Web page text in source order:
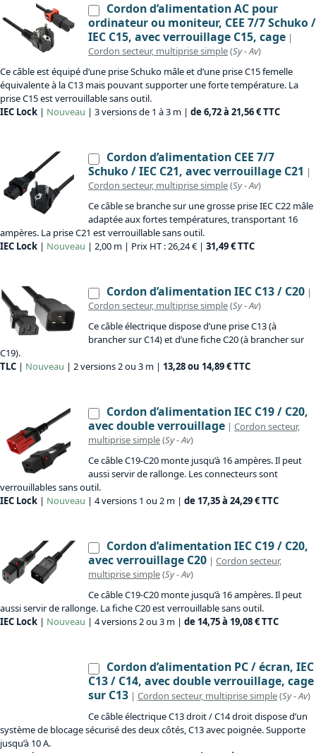
Cordon d’alimentation AC pour
ordinateur ou moniteur, CEE 7/7 Schuko /
IEC C15, avec verrouillage C15, cage |
Cordon secteur, multiprise simple(Sy-Av)
Ce câble est équipé d’une prise Schuko mâle et d’une prise C15 femelle
équivalente à la C13 mais pouvant supporter une forte température. La
prise C15 est verrouillable sans outil.
IEC Lock | Nouveau | 3 versions de 1 à 3 m | de 6,72 à 21,56 € TTC
Cordon d’alimentation CEE 7/7
Schuko / IEC C21, avec verrouillage C21 |
Cordon secteur, multiprise simple(Sy-Av)
Ce câble se branche sur une grosse prise IEC C22 mâle
adaptée aux fortes températures, transportant 16
ampères. La prise C21 est verrouillable sans outil.
IEC Lock | Nouveau | 2,00 m | Prix HT : 26,24 € | 31,49 € TTC
Cordon d’alimentation IEC C13 / C20 |
Cordon secteur, multiprise simple(Sy-Av)
Ce câble électrique dispose d’une prise C13 (à
brancher sur C14) et d’une fiche C20 (à brancher sur
C19).
TLC | Nouveau | 2 versions 2 ou 3 m | 13,28 ou 14,89 € TTC
Cordon d’alimentation IEC C19 / C20,
avec double verrouillage | Cordon secteur,
multiprise simple(Sy-Av)
Ce câble C19-C20 monte jusqu’à 16 ampères. Il peut
aussi servir de rallonge. Les connecteurs sont
verrouillables sans outil.
IEC Lock | Nouveau | 4 versions 1 ou 2 m | de 17,35 à 24,29 € TTC
Cordon d’alimentation IEC C19 / C20,
avec verrouillage C20 | Cordon secteur,
multiprise simple(Sy-Av)
Ce câble C19-C20 monte jusqu’à 16 ampères. Il peut
aussi servir de rallonge. La fiche C20 est verrouillable sans outil.
IEC Lock | Nouveau | 4 versions 2 ou 3 m | de 14,75 à 19,08 € TTC
Cordon d’alimentation PC / écran, IEC
C13 / C14, avec double verrouillage, cage
sur C13 | Cordon secteur, multiprise simple(Sy-Av)
Ce câble électrique C13 droit / C14 droit dispose d’un
système de blocage sécurisé des deux côtés, C13 avec poignée. Supporte
jusqu’à 10 A.